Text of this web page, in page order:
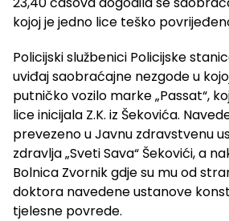
kojoj je jedno lice teško
Policijski službenici Policijske
uviđaj saobraćajne nezgode u
putničko vozilo marke „Passat“,
lice inicijala Z.K. iz Šekovića.
prevezeno u Javnu zdravstvenu
zdravlja „Sveti Sava“ Šekovići, a
Bolnica Zvornik gdje su mu od
doktora navedene ustanove
tjelesne povrede.